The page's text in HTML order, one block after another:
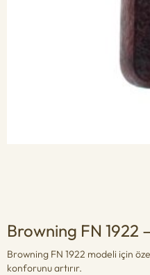
Browning FN 1922
Browning FN 1922 modeli için
konforunu artırır.